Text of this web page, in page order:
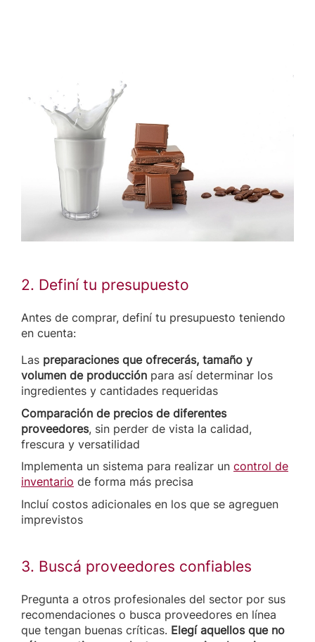
2. Definí tu presupuesto
Antes de comprar, definí tu presupuesto teniendo
en cuenta:
Las preparaciones que ofrecerás, tamaño y
volumen de producción para así determinar los
ingredientes y cantidades requeridas
Comparación de precios de diferentes
proveedores, sin perder de vista la calidad,
frescura y versatilidad
Implementa un sistema para realizar un control de
inventario de forma más precisa
Incluí costos adicionales en los que se agreguen
imprevistos
3. Buscá proveedores confiables
Pregunta a otros profesionales del sector por sus
recomendaciones o busca proveedores en línea
que tengan buenas críticas. Elegí aquellos que no